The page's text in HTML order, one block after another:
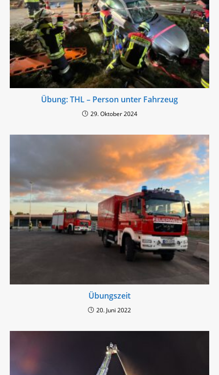
Übung: THL – Person unter Fahrzeug
29. Oktober 2024
Übungszeit
20. Juni 2022